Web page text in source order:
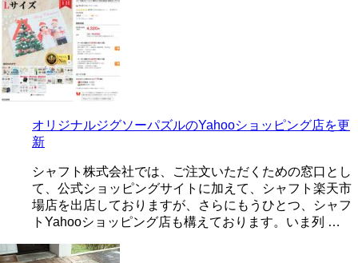
オリジナルジグソーパズルのYahooショッピング店を更
新
シャフト株式会社では、ご注文いただくための窓口とし
て、公式ショッピングサイトに加えて、シャフト楽天市
場店を出店しておりますが、さらにもうひとつ、シャフ
トYahooショッピング店も構えております。いま列 …